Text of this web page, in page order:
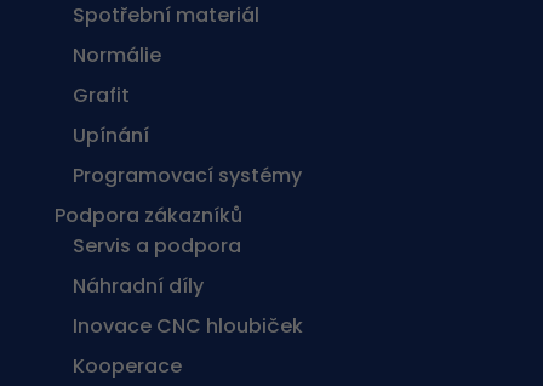
Spotřební materiál
Normálie
Grafit
Upínání
Programovací systémy
Podpora zákazníků
Servis a podpora
Náhradní díly
Inovace CNC hloubiček
Kooperace